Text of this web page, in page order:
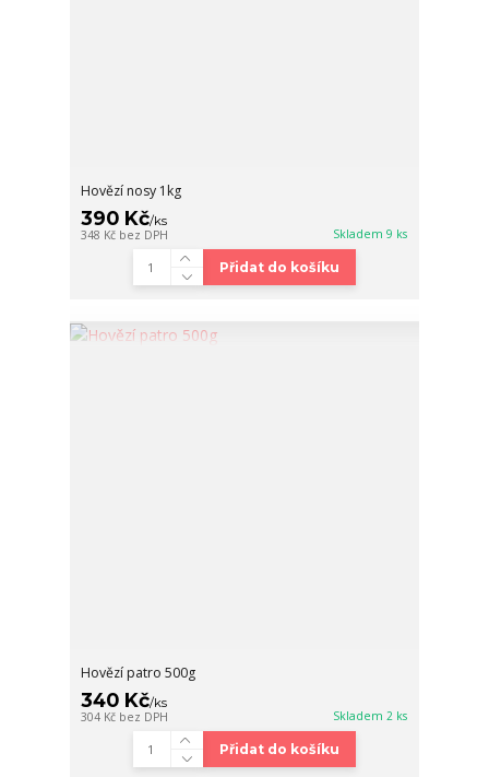
Hovězí nosy 1kg
390 Kč/ks
348 Kč bez DPH Skladem 9 ks
Přidat do košíku
Hovězí patro 500g
340 Kč/ks
304 Kč bez DPH Skladem 2 ks
Přidat do košíku